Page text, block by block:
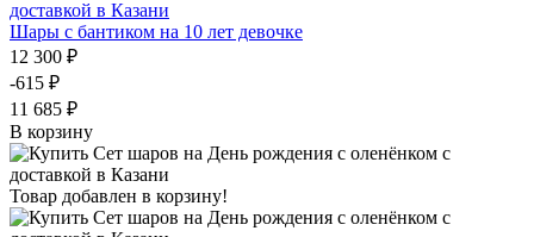
Шары с бантиком на 10 лет девочке
12 300 ₽
-615 ₽
11 685 ₽
В корзину
Товар добавлен в корзину!